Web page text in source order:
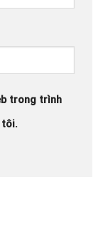
trong trình
tôi.